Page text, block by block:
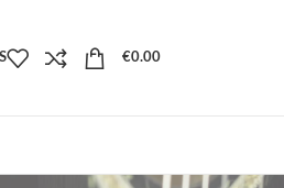
€0.00